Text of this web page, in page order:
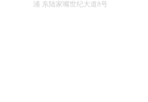
浦 东陆家嘴世纪大道8号